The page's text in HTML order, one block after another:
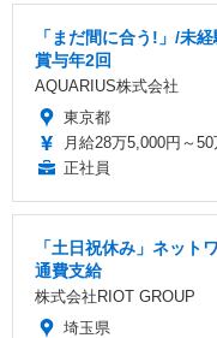
「まだ間に合う!」/未
賞与年2回
AQUARIUS株式会社
東京都
月給28万5,000円～50
正社員
「土日祝休み」ネット
通費支給
株式会社RIOT GROUP
埼玉県